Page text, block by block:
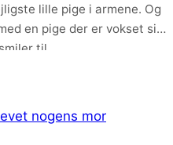
lille pige i armene. Og
en pige der er vokset sig
til…